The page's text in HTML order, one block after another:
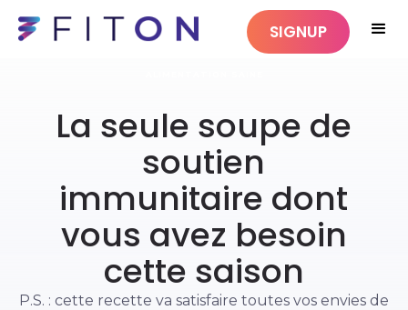
SIGNUP
La seule soupe de
soutien
immunitaire dont
vous avez besoin
cette saison
P.S. : cette recette va satisfaire toutes vos envies de